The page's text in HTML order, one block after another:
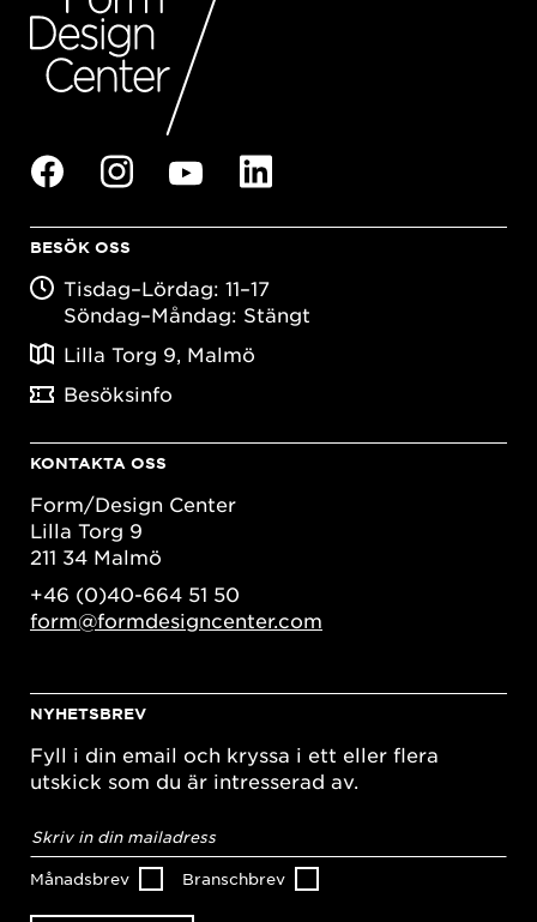
BESÖK OSS
Tisdag–Lördag: 11–17
Söndag–Måndag: Stängt
Lilla Torg 9, Malmö
Besöksinfo
KONTAKTA OSS
Form/Design Center
Lilla Torg 9
211 34 Malmö
+46 (0)40-664 51 50
form@formdesigncenter.com
NYHETSBREV
Fyll i din email och kryssa i ett eller flera
utskick som du är intresserad av.
postadress*
Månadsbrev Branschbrev